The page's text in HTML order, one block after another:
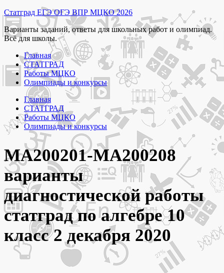
Перейти
к
содержимому
Статград ЕГЭ ОГЭ ВПР МЦКО 2026
Варианты заданий, ответы для школьных работ и олимпиад.
Всё для школы.
Главная
СТАТГРАД
Работы МЦКО
Олимпиады и конкурсы
Главная
СТАТГРАД
Работы МЦКО
Олимпиады и конкурсы
МА200201-МА200208
варианты
диагностической работы
статград по алгебре 10
класс 2 декабря 2020